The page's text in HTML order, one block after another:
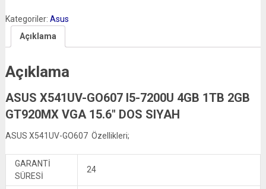
Kategoriler: Asus
Açıklama
Açıklama
ASUS X541UV-GO607 I5-7200U 4GB 1TB 2GB
GT920MX VGA 15.6″ DOS SIYAH
ASUS X541UV-GO607 Özellikleri;
GARANTİ
SÜRESİ
24